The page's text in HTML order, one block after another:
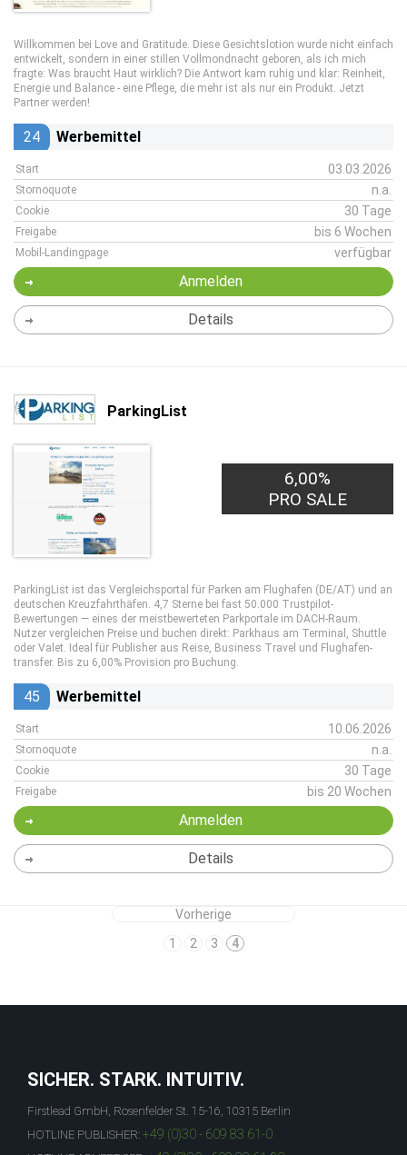
Willkommen bei Love and Gratitude. Diese Gesichtslotion wurde nicht einfach
entwickelt, sondern in einer stillen Vollmondnacht geboren, als ich mich
fragte: Was braucht Haut wirklich? Die Antwort kam ruhig und klar: Reinheit,
Energie und Balance - eine Pflege, die mehr ist als nur ein Produkt. Jetzt
Partner werden!
24 Werbemittel
Start 03.03.2026
Stornoquote n.a.
Cookie 30 Tage
Freigabe bis 6 Wochen
Mobil-Landingpage verfügbar
Anmelden
Details
ParkingList
3,00€
PRO LEAD
6,00%
PRO SALE
ParkingList ist das Vergleichsportal für Parken am Flughafen (DE/AT) und an
deutschen Kreuzfahrthäfen. 4,7 Sterne bei fast 50.000 Trustpilot-
Bewertungen — eines der meistbewerteten Parkportale im DACH-Raum.
Nutzer vergleichen Preise und buchen direkt: Parkhaus am Terminal, Shuttle
oder Valet. Ideal für Publisher aus Reise, Business Travel und Flughafen-
transfer. Bis zu 6,00% Provision pro Buchung.
45 Werbemittel
Start 10.06.2026
Stornoquote n.a.
Cookie 30 Tage
Freigabe bis 20 Wochen
Anmelden
Details
Vorherige
1
2 3 4
SICHER. STARK. INTUITIV.
Firstlead GmbH, Rosenfelder St. 15-16, 10315 Berlin
HOTLINE PUBLISHER: +49 (0)30 - 609 83 61-0